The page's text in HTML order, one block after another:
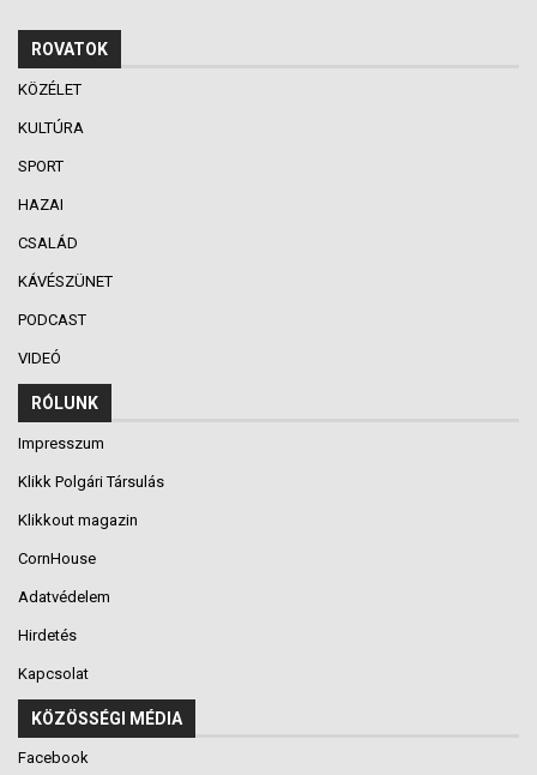
ROVATOK
KÖZÉLET
KULTÚRA
SPORT
HAZAI
CSALÁD
KÁVÉSZÜNET
PODCAST
VIDEÓ
RÓLUNK
Impresszum
Klikk Polgári Társulás
Klikkout magazin
CornHouse
Adatvédelem
Hirdetés
Kapcsolat
KÖZÖSSÉGI MÉDIA
Facebook